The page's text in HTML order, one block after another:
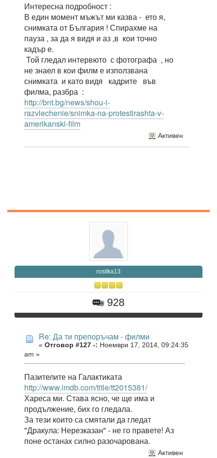
Интересна подробност :
В един момент мъжът ми казва - ето я,
снимката от България ! Спирахме на
пауза , за да я видя и аз ,в кои точно
кадър е.
Той гледал интервюто с фотографа , но
не знаел в кои филм е използвана
снимката и като видя кадрите във
филма, разбра :
http://bnt.bg/news/shou-i-
razvlechenie/snimka-na-protestirashta-v-
amerikanski-film
Активен
rositka13
928
Re: Да ти препоръчам - филми
« Отговор #127 -: Ноември 17, 2014, 09:24:35
am »
Пазителите на Галактиката
http://www.imdb.com/title/tt2015381/
Хареса ми. Става ясно, че ще има и
продължение, бих го гледала.
За тези които са смятали да гледат
"Дракула: Нерезказан" - не го правете! Аз
поне останах силно разочарована.
Активен